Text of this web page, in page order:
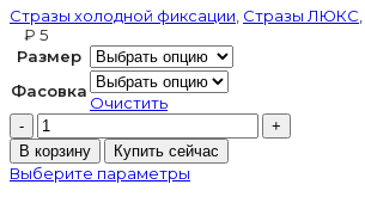
Стразы холодной фиксации Стразы ЛЮКС
₽
Размер
Фасовка
Очистить
Количество
товара
Стеклянные
стразы
В корзину Купить сейчас
Выберите параметры